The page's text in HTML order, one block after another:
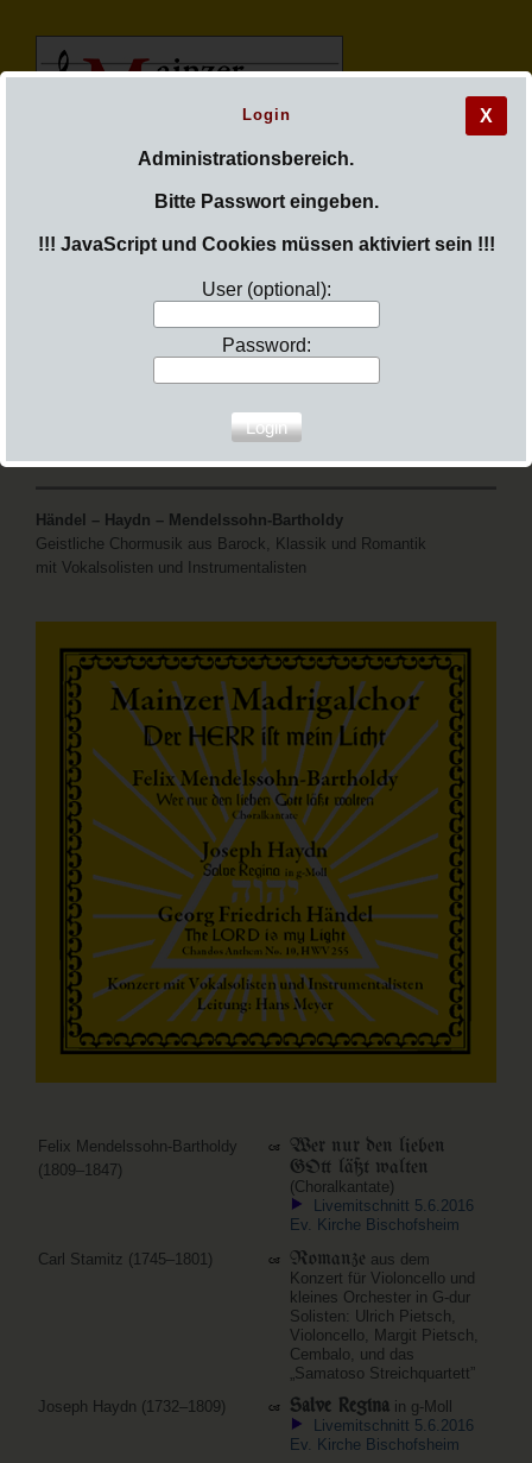
Mainzer
Madrigalchor
X
Login
Administrationsbereich.
Bitte Passwort eingeben.
!!! JavaScript und Cookies müssen aktiviert sein !!!
User (optional):
Password:
iſt mein Licht
Händel – Haydn – Mendelssohn-Bartholdy
Geistliche Chormusik aus Barock, Klassik und Romantik
mit Vokalsolisten und Instrumentalisten
Felix Mendelssohn-Bartholdy
(1809–1847)
Wer nur den lieben
GOtt läßt walten
(Choralkantate)
Livemitschnitt 5.6.2016
Ev. Kirche Bischofsheim
Carl Stamitz (1745–1801)
Romanze aus dem
Konzert für Violoncello und
kleines Orchester in G-dur
Solisten: Ulrich Pietsch,
Violoncello, Margit Pietsch,
Cembalo, und das
„Samatoso Streichquartett”
Joseph Haydn (1732–1809)
Salve Regina in g-Moll
Livemitschnitt 5.6.2016
Ev. Kirche Bischofsheim